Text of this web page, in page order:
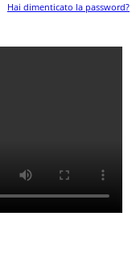
Hai dimenticato la password?